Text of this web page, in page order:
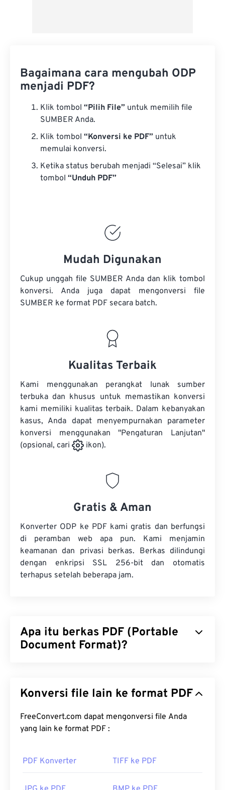
Bagaimana cara mengubah ODP
menjadi PDF?
Klik tombol “Pilih File” untuk memilih file
SUMBER Anda.
Klik tombol “Konversi ke PDF” untuk
memulai konversi.
Ketika status berubah menjadi “Selesai” klik
tombol “Unduh PDF”
Mudah Digunakan
Cukup unggah file SUMBER Anda dan klik tombol
konversi. Anda juga dapat mengonversi file
SUMBER ke format PDF secara batch.
Kualitas Terbaik
Kami menggunakan perangkat lunak sumber
terbuka dan khusus untuk memastikan konversi
kami memiliki kualitas terbaik. Dalam kebanyakan
kasus, Anda dapat menyempurnakan parameter
konversi menggunakan "Pengaturan Lanjutan"
(opsional, cari
ikon).
Gratis & Aman
Konverter ODP ke PDF kami gratis dan berfungsi
di peramban web apa pun. Kami menjamin
keamanan dan privasi berkas. Berkas dilindungi
dengan enkripsi SSL 256-bit dan otomatis
terhapus setelah beberapa jam.
Apa itu berkas PDF (Portable
Document Format)?
dokumen teks dan gambar grafis, menjadikannya
digunakan saat ini. Alasan PDF begitu populer
adalah karena dapat mempertahankan format
Konversi file lain ke format PDF
FreeConvert.com dapat mengonversi file Anda
yang lain ke format PDF :
PDF Konverter TIFF ke PDF